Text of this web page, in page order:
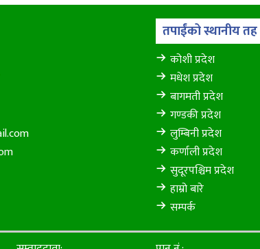
तपाईंको स्थानीय तह
कोशी प्रदेश
मधेश प्रदेश
बागमती प्रदेश
गण्डकी प्रदेश
लुम्बिनी प्रदेश
कर्णाली प्रदेश
सुदूरपश्चिम प्रदेश
हाम्रो बारे
सम्पर्क